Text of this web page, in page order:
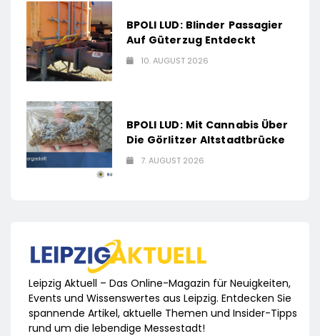
BPOLI LUD: Blinder Passagier
Auf Güterzug Entdeckt
10. AUGUST 2026
BPOLI LUD: Mit Cannabis Über
Die Görlitzer Altstadtbrücke
7. AUGUST 2026
Leipzig Aktuell – Das Online-Magazin für Neuigkeiten,
Events und Wissenswertes aus Leipzig. Entdecken Sie
spannende Artikel, aktuelle Themen und Insider-Tipps
rund um die lebendige Messestadt!